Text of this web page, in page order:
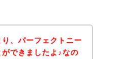
、パーフェクトニー
できましたよ♪なの